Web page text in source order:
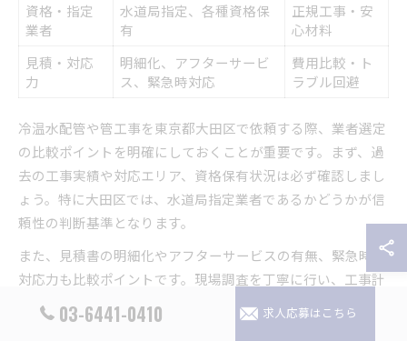
資格・指定
業者
水道局指定、各種資格保
有
正規工事・安
心材料
見積・対応
力
明細化、アフターサービ
ス、緊急時対応
費用比較・ト
ラブル回避
冷温水配管や管工事を東京都大田区で依頼する際、業者選定
の比較ポイントを明確にしておくことが重要です。まず、過
去の工事実績や対応エリア、資格保有状況は必ず確認しまし
ょう。特に大田区では、水道局指定業者であるかどうかが信
頼性の判断基準となります。
また、見積書の明細化やアフターサービスの有無、緊急時の
対応力も比較ポイントです。現場調査を丁寧に行い、工事計
画や日程調整の説明が具体的かも確認しましょう。大田区水
道管管理図や上水道台帳の閲覧・複写経験が豊富な業者かど
03-6441-0410 求人応募はこちら